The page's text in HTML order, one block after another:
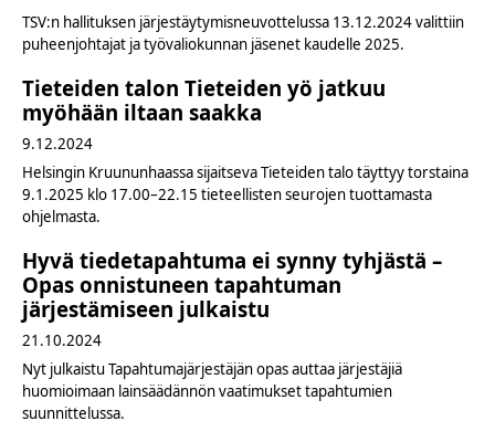
TSV:n hallituksen järjestäytymisneuvottelussa 13.12.2024 valittiin
puheenjohtajat ja työvaliokunnan jäsenet kaudelle 2025.
Tieteiden talon Tieteiden yö jatkuu
myöhään iltaan saakka
9.12.2024
Helsingin Kruununhaassa sijaitseva Tieteiden talo täyttyy torstaina
9.1.2025 klo 17.00–22.15 tieteellisten seurojen tuottamasta
ohjelmasta.
Hyvä tiedetapahtuma ei synny tyhjästä –
Opas onnistuneen tapahtuman
järjestämiseen julkaistu
21.10.2024
Nyt julkaistu Tapahtumajärjestäjän opas auttaa järjestäjiä
huomioimaan lainsäädännön vaatimukset tapahtumien
suunnittelussa.